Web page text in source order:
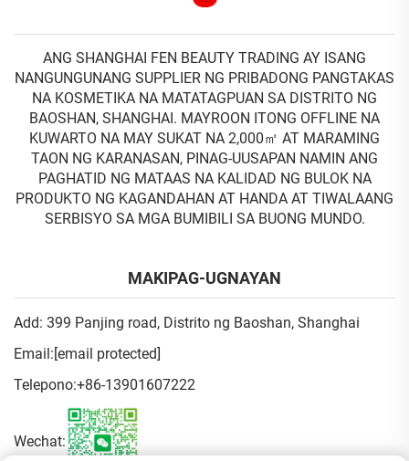
ANG SHANGHAI FEN BEAUTY TRADING AY ISANG
NANGUNGUNANG SUPPLIER NG PRIBADONG PANGTAKAS
NA KOSMETIKA NA MATATAGPUAN SA DISTRITO NG
BAOSHAN, SHANGHAI. MAYROON ITONG OFFLINE NA
KUWARTO NA MAY SUKAT NA 2,000㎡ AT MARAMING
TAON NG KARANASAN, PINAG-UUSAPAN NAMIN ANG
PAGHATID NG MATAAS NA KALIDAD NG BULOK NA
PRODUKTO NG KAGANDAHAN AT HANDA AT TIWALAANG
SERBISYO SA MGA BUMIBILI SA BUONG MUNDO.
MAKIPAG-UGNAYAN
Add: 399 Panjing road, Distrito ng Baoshan, Shanghai
Email: [email protected]
Telepono:+86-13901607222
Wechat: